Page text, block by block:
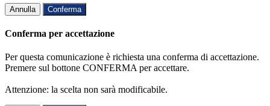
Annulla Conferma
Conferma per accettazione
Per questa comunicazione è richiesta una conferma di accettazione.
Premere sul bottone CONFERMA per accettare.
Attenzione: la scelta non sarà modificabile.